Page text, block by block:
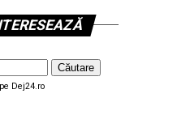
Dej24.ro